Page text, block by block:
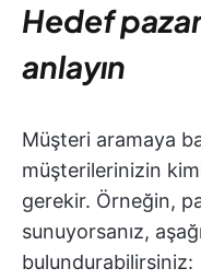
Hedef
anlayın
Müşteri aramaya
müşterilerinizin
gerekir. Örneğin,
sunuyorsanız,
bulundurabilirsiniz: